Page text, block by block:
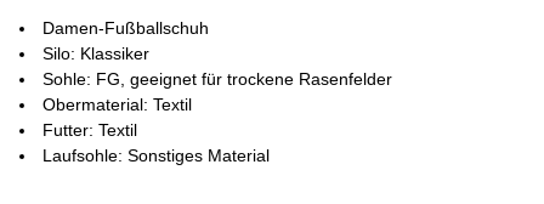
Damen-Fußballschuh
Silo: Klassiker
Sohle: FG, geeignet für trockene Rasenfelder
Obermaterial: Textil
Futter: Textil
Laufsohle: Sonstiges Material